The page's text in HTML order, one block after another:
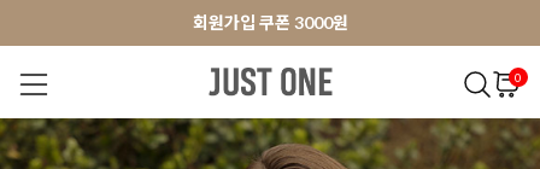
앱 다운로드 10% 할인쿠폰
회원가입 쿠폰 3000원
앱 다운로드 10% 할인쿠폰
0
NEW 7% BEST 오늘출발 MADE . J 상의 팬츠 아